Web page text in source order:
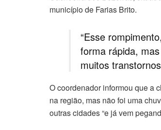
município de Farias Brito.
“Esse
forma rápida,
muitos
O coordenador informou que a
na região, mas não foi uma
outras cidades “e já vem